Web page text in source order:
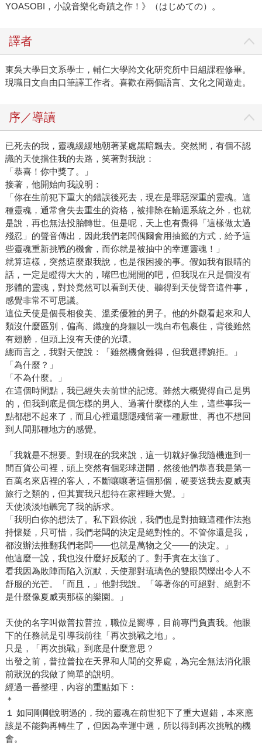
YOASOBI，小說音樂化奇蹟之作！》（はじめての）。
譯者
東吳大學日文系學士，輔仁大學跨文化研究所中日組課程修畢。
現職日文自由口筆譯工作者。喜歡在兩個語言、文化之間遊走。
序／導讀
已死去的我，靈魂緩緩地朝著某處黑暗飄去。突然間，有個不認
識的天使擋住我的去路，笑著對我說：
「恭喜！你中獎了。」
接著，他開始向我說明：
「你在生前犯下重大的錯誤後死去，現在是罪惡深重的靈魂。這
種靈魂，通常會失去重生的資格，被排除在輪迴系統之外，也就
是說，再也無法投胎轉世。但是呢，天上也有覺得「這樣做太過
殘忍」的聲音傳出，因此我們老闆偶爾會用抽籤的方式，給予這
些靈魂重新挑戰的機會，而你就是被抽中的幸運靈魂！」
就算這樣，突然這麼跟我說，也是很困擾的事。假如我有眼睛的
話，一定是瞪得大大的，嘴巴也開開的吧，但我現在只是個沒有
形體的靈魂，對於竟然可以看到天使、聽得到天使聲音這件事，
感覺非常不可思議。
這位天使是個長相俊美、溫柔優雅的男子。他的外觀看起來和人
類沒什麼區別，偏高、纖瘦的身軀以一塊白布包裹住，背後雖然
有翅膀，但頭上沒有天使的光環。
總而言之，我對天使說：「雖然機會難得，但我選擇婉拒。」
「為什麼？」
「不為什麼。」
在這個時間點，我已經失去前世的記憶。雖然大概覺得自己是男
的，但我到底是個怎樣的男人、過著什麼樣的人生，這些事我一
點都想不起來了，而且心裡還隱隱殘留著一種厭世、再也不想回
到人間那種地方的感覺。
「我就是不想要。對現在的我來說，這一切就好像我隨機進到一
間百貨公司裡，頭上突然有個彩球迸開，然後他們恭喜我是第一
百萬名來店裡的客人，不斷嚷嚷著這個那個，硬要送我去夏威夷
旅行之類的，但其實我只想待在家裡睡大覺。」
天使淡淡地聽完了我的訴求。
「我明白你的想法了。私下跟你說，我們也是對抽籤這種作法抱
持懷疑，只可惜，我們老闆的決定是絕對性的。不管你還是我，
都沒辦法推翻我們老闆——也就是萬物之父——的決定。」
他這麼一說，我也沒什麼好反駁的了。對手實在太強了。
看我因為敗陣而陷入沉默，天使那對琉璃色的雙眼閃爍出令人不
舒服的光芒。「而且，」他對我說。「等著你的可絕對、絕對不
是什麼像夏威夷那樣的樂園。」
天使的名字叫做普拉普拉，職位是嚮導，目前專門負責我。他眼
下的任務就是引導我前往「再次挑戰之地」。
只是，「再次挑戰」到底是什麼意思？
出發之前，普拉普拉在天界和人間的交界處，為完全無法消化眼
前狀況的我做了簡單的說明。
經過一番整理，內容的重點如下：
＊
１ 如同剛剛說明過的，我的靈魂在前世犯下了重大過錯，本來應
該是不能夠再轉生了，但因為幸運中選，所以得到再次挑戰的機
會。